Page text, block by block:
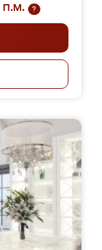
п.м. ?